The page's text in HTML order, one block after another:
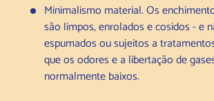
Minimalismo material. Os
são limpos, enrolados e cosidos - e
espumados ou sujeitos a
que os odores e a libertação de
normalmente baixos.